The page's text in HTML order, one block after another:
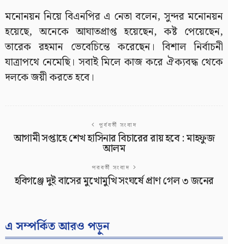
মনোনয়ন নিয়ে বিএনপির এ নেতা বলেন, সুন্দর মনোনয়ন
হয়েছে, অনেকে আঘাতপ্রাপ্ত হয়েছেন, কষ্ট পেয়েছেন,
তারেক রহমান ভেবেচিন্তে করেছেন। বিশাল নির্বাচনী
যাত্রাপথে নেমেছি। সবাই মিলে কাজ করে ঐক্যবদ্ধ থেকে
দলকে জয়ী করতে হবে।
পূর্ববর্তী সংবাদ
আগামী সপ্তাহে শেখ হাসিনার বিচারের রায় হবে : মাহফুজ
আলম
পরবর্তী সংবাদ
হবিগঞ্জে দুই বাসের মুখোমুখি সংঘর্ষে প্রাণ গেল ৩ জনের
এ সম্পর্কিত আরও পড়ুন